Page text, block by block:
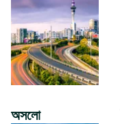
অসলো